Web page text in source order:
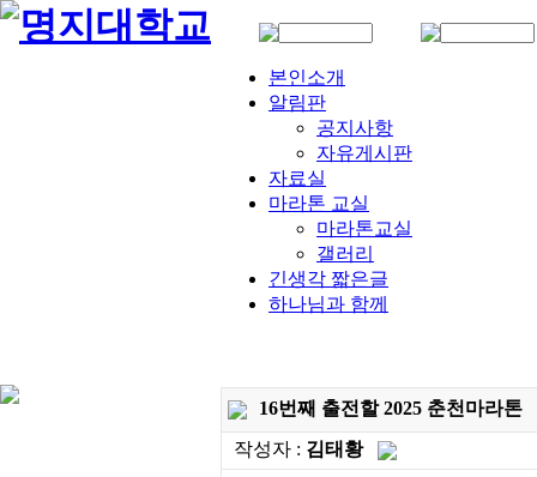
본인소개
알림판
공지사항
자유게시판
자료실
마라톤 교실
마라톤교실
갤러리
긴생각 짧은글
하나님과 함께
16번째 출전할 2025 춘천마라톤
작성자 : 김태황